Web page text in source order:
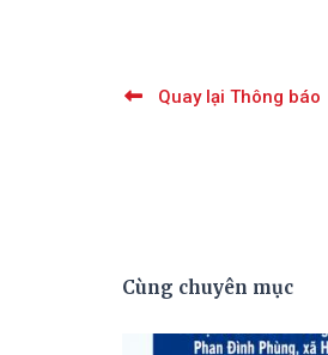
Quay lại Thông báo
Cùng chuyên mục